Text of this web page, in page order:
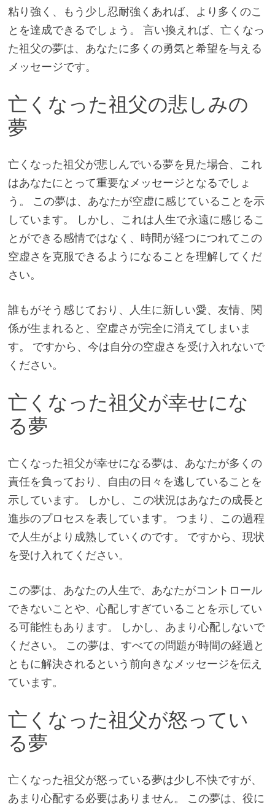
粘り強く、もう少し忍耐強くあれば、より多くのこ
とを達成できるでしょう。 言い換えれば、亡くなっ
た祖父の夢は、あなたに多くの勇気と希望を与える
メッセージです。
亡くなった祖父の悲しみの
夢
亡くなった祖父が悲しんでいる夢を見た場合、これ
はあなたにとって重要なメッセージとなるでしょ
う。 この夢は、あなたが空虚に感じていることを示
しています。 しかし、これは人生で永遠に感じるこ
とができる感情ではなく、時間が経つにつれてこの
空虚さを克服できるようになることを理解してくだ
さい。
誰もがそう感じており、人生に新しい愛、友情、関
係が生まれると、空虚さが完全に消えてしまいま
す。 ですから、今は自分の空虚さを受け入れないで
ください。
亡くなった祖父が幸せにな
る夢
亡くなった祖父が幸せになる夢は、あなたが多くの
責任を負っており、自由の日々を逃していることを
示しています。 しかし、この状況はあなたの成長と
進歩のプロセスを表しています。 つまり、この過程
で人生がより成熟していくのです。 ですから、現状
を受け入れてください。
この夢は、あなたの人生で、あなたがコントロール
できないことや、心配しすぎていることを示してい
る可能性もあります。 しかし、あまり心配しないで
ください。 この夢は、すべての問題が時間の経過と
ともに解決されるという前向きなメッセージを伝え
ています。
亡くなった祖父が怒ってい
る夢
亡くなった祖父が怒っている夢は少し不快ですが、
あまり心配する必要はありません。 この夢は、役に